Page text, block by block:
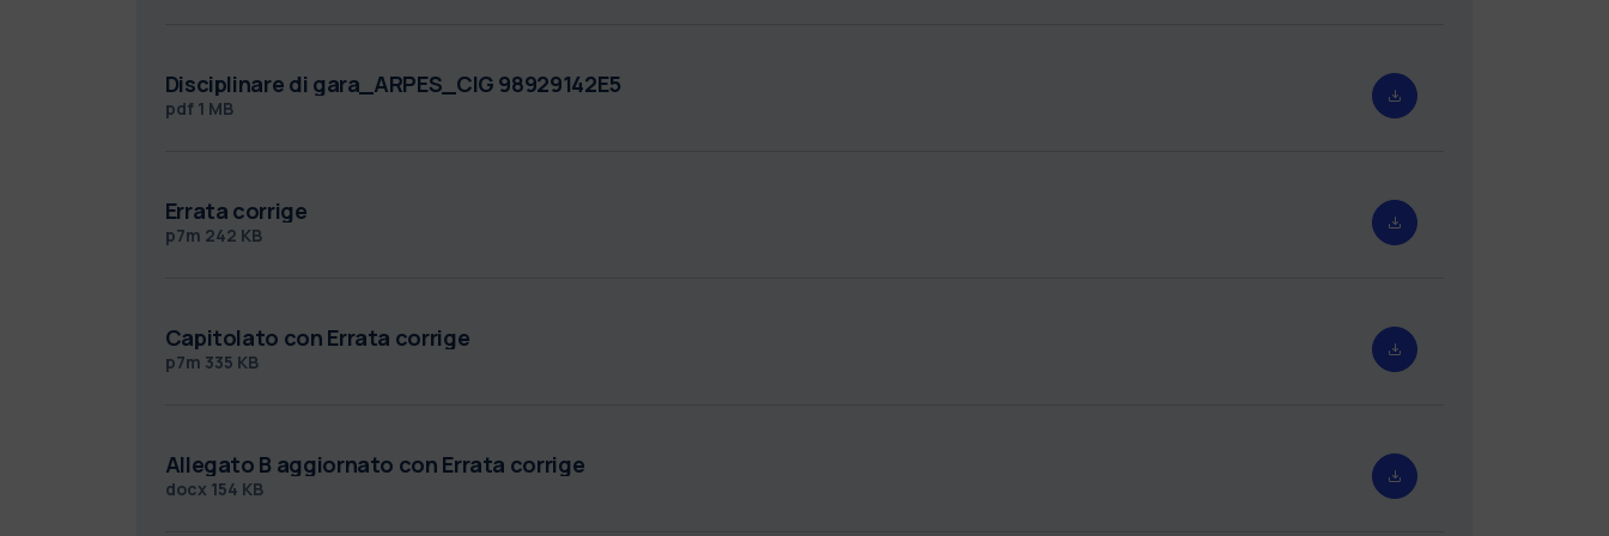
Disciplinare di gara_ARPES_CIG 98929142E5
pdf 1 MB
Errata corrige
p7m 242 KB
Capitolato con Errata corrige
p7m 335 KB
Allegato B aggiornato con Errata corrige
docx 154 KB